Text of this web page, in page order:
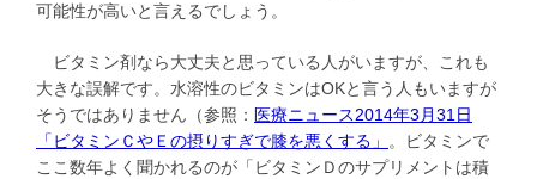
可能性が高いと言えるでしょう。
ビタミン剤なら大丈夫と思っている人がいますが、これも
大きな誤解です。水溶性のビタミンはOKと言う人もいますが
そうではありません（参照： 医療ニュース2014年3月31日
「ビタミンＣやＥの摂りすぎで膝を悪くする」
。ビタミンで
ここ数年よく聞かれるのが「ビタミンＤのサプリメントは積